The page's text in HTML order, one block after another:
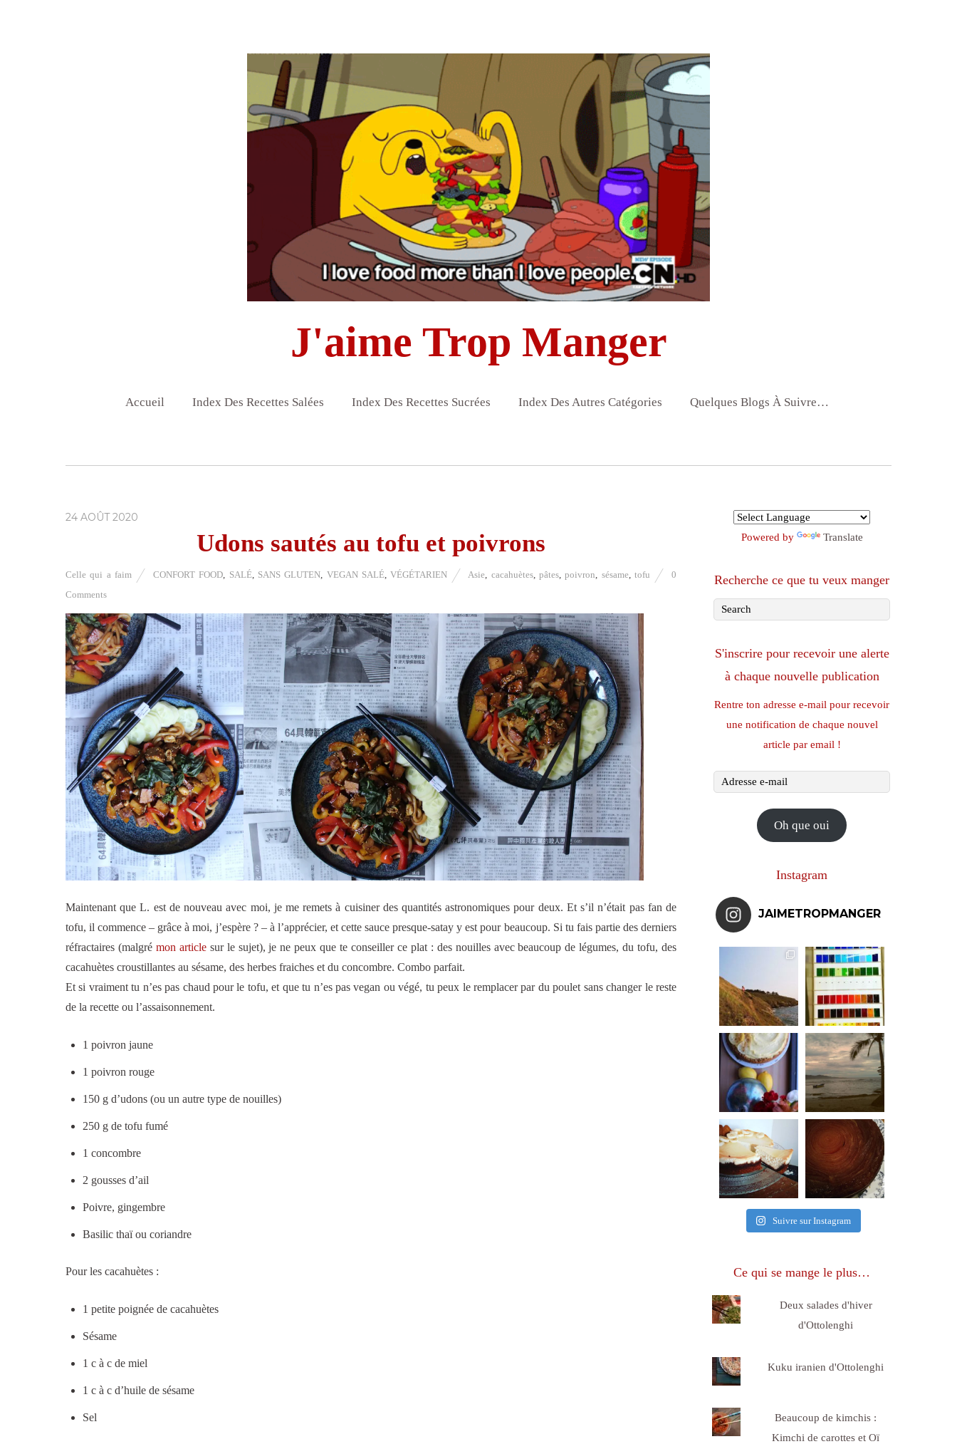
J'aime Trop Manger
Accueil Index Des Recettes Salées Index Des Recettes Sucrées Index Des Autres Catégories Quelques Blogs À Suivre…
24 AOÛT 2020
Udons sautés au tofu et poivrons
Celle qui a faim CONFORT FOOD, SALÉ, SANS GLUTEN, VEGAN SALÉ,VÉGÉTARIEN Asie, cacahuètes, pâtes,poivron, sésame, tofu
0
Comments
Maintenant que L. est de nouveau avec moi, je me remets à cuisiner des quantités astronomiques pour deux. Et s’il n’était pas fan de
tofu, il commence – grâce à moi, j’espère ? – à l’apprécier, et cette sauce presque-satay y est pour beaucoup. Si tu fais partie des derniers
réfractaires (malgré mon articlesur le sujet), je ne peux que te conseiller ce plat : des nouilles avec beaucoup de légumes, du tofu, des
cacahuètes croustillantes au sésame, des herbes fraiches et du concombre. Combo parfait.
Et si vraiment tu n’es pas chaud pour le tofu, et que tu n’es pas vegan ou végé, tu peux le remplacer par du poulet sans changer le reste
de la recette ou l’assaisonnement.
1 poivron jaune
1 poivron rouge
150 g d’udons (ou un autre type de nouilles)
250 g de tofu fumé
1 concombre
2 gousses d’ail
Poivre, gingembre
Basilic thaï ou coriandre
Pour les cacahuètes :
1 petite poignée de cacahuètes
Sésame
1 c à c de miel
1 c à c d’huile de sésame
Sel
Powered by Translate
Recherche ce que tu veux manger
S'inscrire pour recevoir une alerte
à chaque nouvelle publication
Rentre ton adresse e-mail pour recevoir
une notification de chaque nouvel
article par email !
Adresse
Oh que oui
Instagram
JAIMETROPMANGER
Suivre sur Instagram
Ce qui se mange le plus…
Deux salades d'hiver
d'Ottolenghi
Kuku iranien d'Ottolenghi
Beaucoup de kimchis :
Kimchi de carottes et Oï